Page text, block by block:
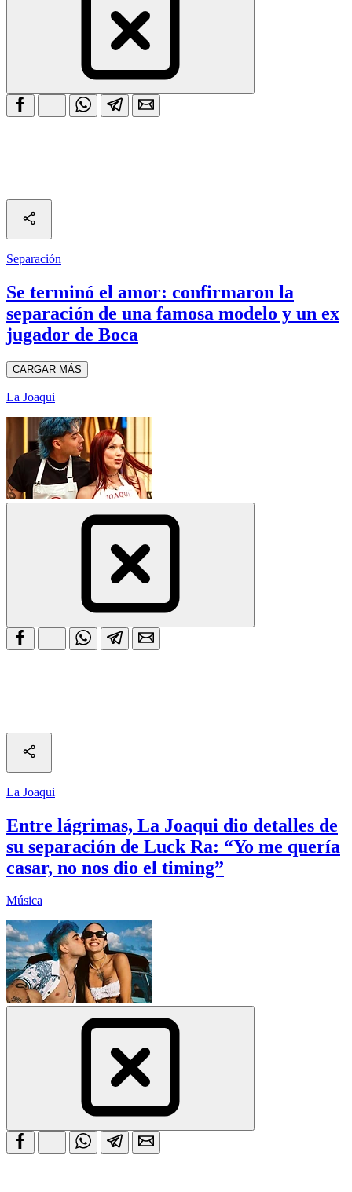
Separación
Se terminó el amor: confirmaron la
separación de una famosa modelo y un ex
jugador de Boca
CARGAR MÁS
La Joaqui
La Joaqui
Entre lágrimas, La Joaqui dio detalles de
su separación de Luck Ra: “Yo me quería
casar, no nos dio el timing”
Música